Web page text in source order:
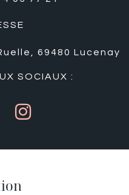
69480 Lucenay
SOCIAUX :